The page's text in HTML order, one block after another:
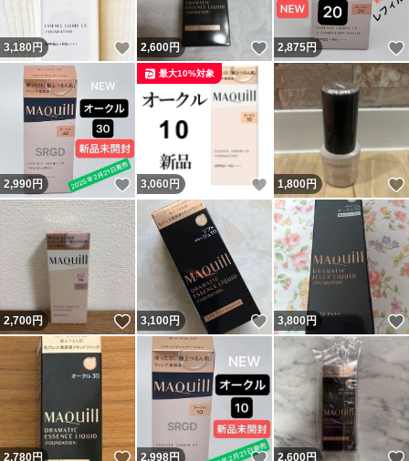
3,180円 いいね！
2,600円 いいね！
2,875円
2,990円 いいね！
3,060 円 いいね！
最大10%対象
1,800円
2,700円 いいね！
3,100円 いいね！
3,800円
2,780円 2,998円 2,600円